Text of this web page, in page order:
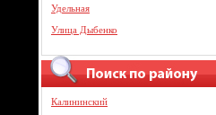
Удельная
Улица Дыбенко
Калининский